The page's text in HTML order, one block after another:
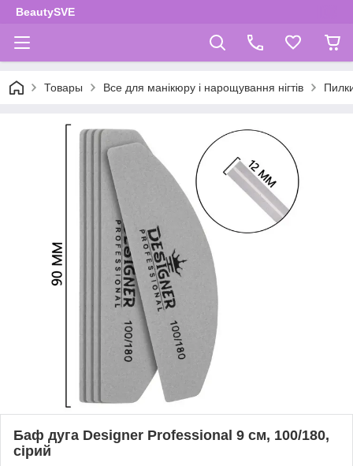
BeautySVE
Товары Все для манікюру і нарощування нігтів
Баф дуга Designer Professional 9 см, 100/180,
сірий